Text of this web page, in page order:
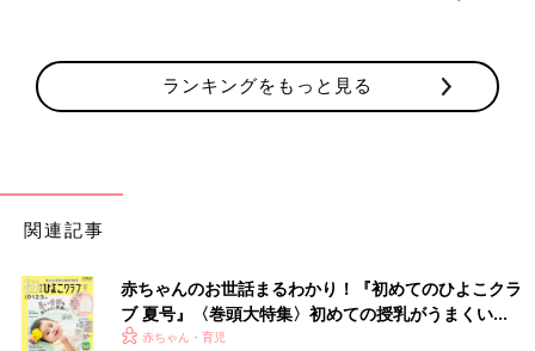
ランキングをもっと見る
関連記事
赤ちゃんのお世話まるわかり！『初めてのひよこクラ
ブ 夏号』〈巻頭大特集〉初めての授乳がうまくい
く！ おっぱい・ミルクの基本と夏のトラブル 解決テ
赤ちゃん・育児